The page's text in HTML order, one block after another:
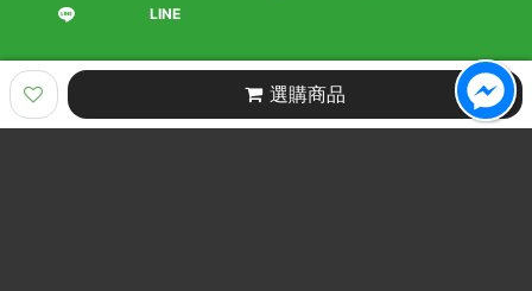
選購商品
LINE
Product Categories
商品目錄